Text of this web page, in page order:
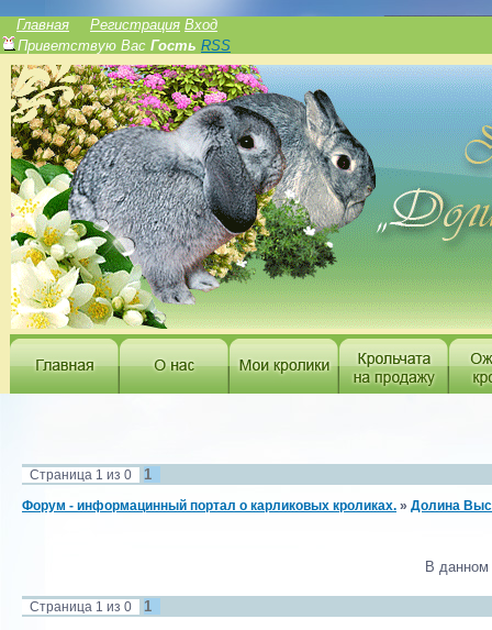
Главная
Регистрация Вход
Приветствую Вас Гость RSS
Страница 1 из 0 1
Форум - информацинный портал о карликовых кроликах. » Долина
В
Страница 1 из 0 1